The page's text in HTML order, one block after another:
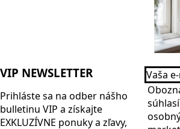
VIP NEWSLETTER
Prihláste sa na odber nášho
bulletinu VIP a získajte
EXKLUZÍVNE ponuky a zľavy,
Vaša
e-
mailová
adresa
*
Name
*